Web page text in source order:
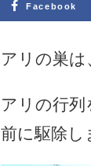
Facebook
アリの巣
アリの行
前に駆除し